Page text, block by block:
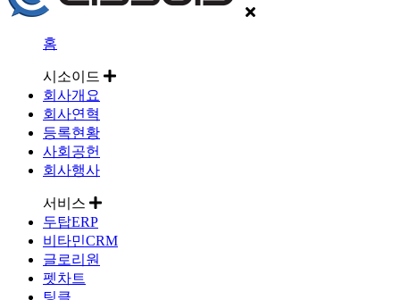
홈
시소이드
회사개요
회사연혁
등록현황
사회공헌
회사행사
서비스
두탑ERP
비타민CRM
글로리원
펫차트
팅클